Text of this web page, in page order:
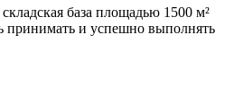
база площадью 1500 м²
принимать и успешно выполнять